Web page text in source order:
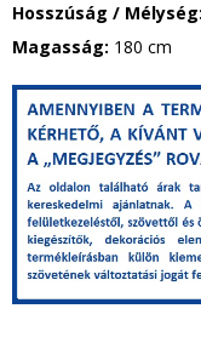
Hosszúság / Mélység:
Magasság: 180 cm
g
k
e